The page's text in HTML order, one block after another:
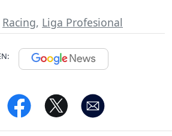
Racing, Liga Profesional